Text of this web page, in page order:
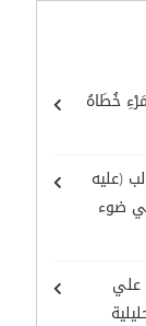
خُطَاهُ
(عليه
ضوء
علي